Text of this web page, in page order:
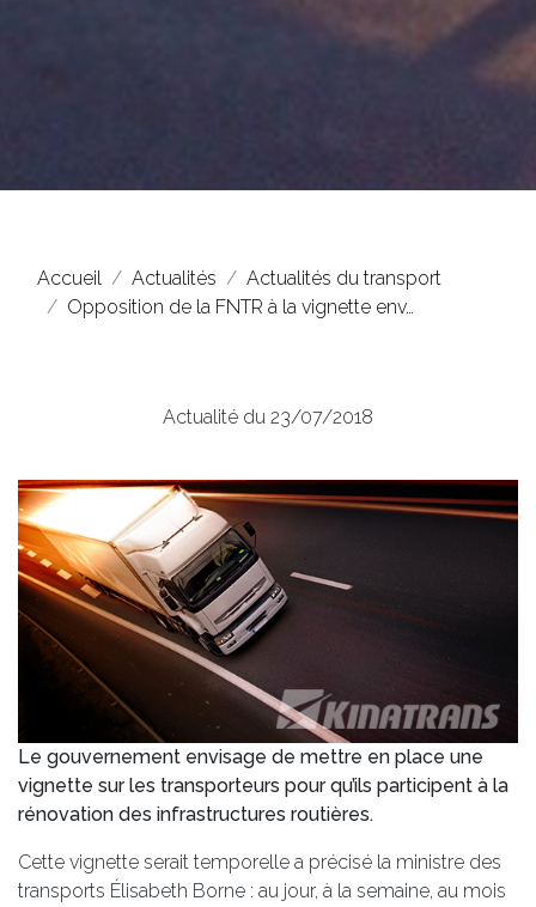
Accueil Actualités
Actualités du transport
Opposition de la FNTR à la vignette env…
Actualité du 23/07/2018
Le gouvernement envisage de mettre en place une
vignette sur les transporteurs pour qu’ils participent à la
rénovation des infrastructures routières.
Cette vignette serait temporelle a précisé la ministre des
transports Élisabeth Borne : au jour, à la semaine, au mois